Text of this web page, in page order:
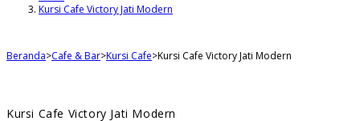
Kursi Cafe Victory Jati Modern
Beranda>Cafe & Bar>Kursi Cafe>Kursi Cafe Victory Jati Modern
Kursi Cafe Victory Jati Modern